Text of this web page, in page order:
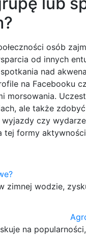
osób
od innych
nad
na Facebooku
morsowania.
ale także
czy
tej formy
zimnej wodzie,
na